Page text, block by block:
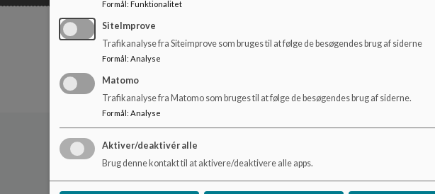
Vi afholder emneuger dels for at styrke
for de trygge hverdagsrammer, dels for at give børnene
Børnene skal have mulighed for at fordybe sig i et emne,
vores årshjul.
Vi afholder forårs- og efterårsuge, fastelavnsuge samt
For at give alle børn mulighed for at blive inkluderet i
struktur bliver brudt, er det vigtigt, at aktiviteterne er
forudsigelighed samt genkendelighed.
Når emneugerne afvikles efter en ensartet struktur, giver
Formål : Funktionalitet
SiteImprove
Trafikanalyse fra Siteimprove som bruges til at følge de besøgendes brug af siderne
Formål : Analyse
Matomo
Trafikanalyse fra Matomo som bruges til at følge de besøgendes brug af siderne.
Formål: Analyse
Aktiver/deaktivér alle
Brug denne kontakt til at aktivere/deaktivere alle apps.